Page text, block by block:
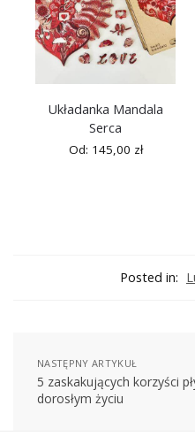
Układanka Mandala
Serca
Od: 145,00 zł
Posted in:
NASTĘPNY ARTYKUŁ
5 zaskakujących korzyści
dorosłym życiu